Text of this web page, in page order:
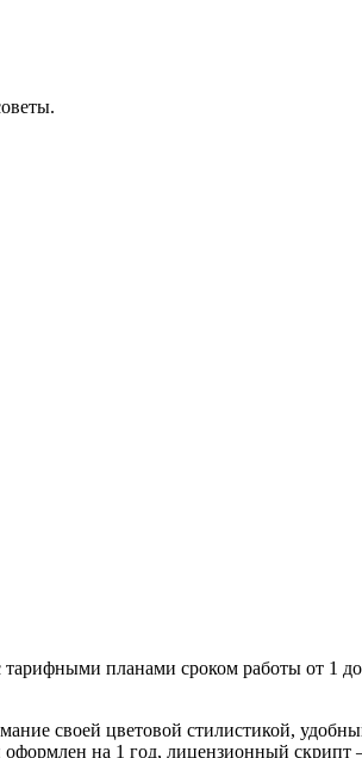
планами сроком работы от 1
своей цветовой стилистикой,
оформлен на 1 год, лицензионный